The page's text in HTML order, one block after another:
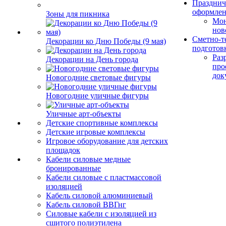
Зоны для пикника
Декорации ко Дню Победы (9 мая)
Декорации на День города
Новогодние световые фигуры
Новогодние уличные фигуры
Уличные арт-объекты
Детские спортивные комплексы
Детские игровые комплексы
Игровое оборудование для детских
площадок
Кабели силовые медные
бронированные
Кабели силовые с пластмассовой
изоляцией
Кабель силовой алюминиевый
Кабель силовой ВВГнг
Силовые кабели с изоляцией из
сшитого полиэтилена
Сметно-